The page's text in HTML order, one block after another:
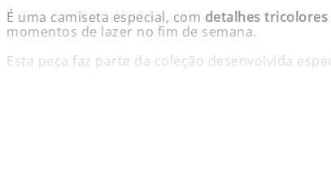
É uma camiseta especial, com detalhes tricolores
momentos de lazer no fim de semana.
Esta peça faz parte da coleção desenvolvida